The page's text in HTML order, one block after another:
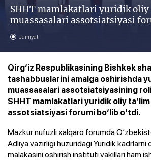
SHHT mamlakatlari yuridik oliy
muassasalari assotsiatsiyasi
Jamiyat
Qirg‘iz Respublikasining Bishkek
tashabbuslarini amalga oshirishda
muassasalari assotsiatsiyasining
SHHT mamlakatlari yuridik oliy
assotsiatsiyasi forumi bo‘lib o‘tdi.
Mazkur nufuzli xalqaro forumda
Adliya vazirligi huzuridagi Yuridik
malakasini oshirish instituti vakillari ham